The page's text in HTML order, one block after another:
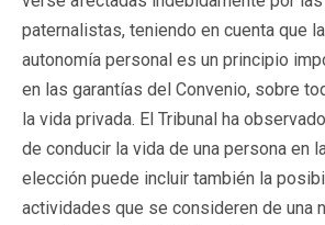
paternalistas, teniendo en cuenta que
autonomía personal es un principio
en las garantías del Convenio, sobre
la vida privada. El Tribunal ha
de conducir la vida de una persona en
elección puede incluir también la
actividades que se consideren de una